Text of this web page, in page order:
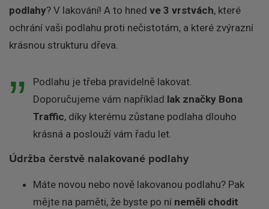
podlahy? V lakování! A to hned ve 3 vrstvách, které
ochrání vaši podlahu proti nečistotám, a které zvýrazní
krásnou strukturu dřeva.
Podlahu je třeba pravidelně lakovat.
Doporučujeme vám například lak značky Bona
Traffic, díky kterému zůstane podlaha dlouho
krásná a poslouží vám řadu let.
Údržba čerstvě nalakované podlahy
Máte novou nebo nově lakovanou podlahu? Pak
mějte na paměti, že byste po ní neměli chodit